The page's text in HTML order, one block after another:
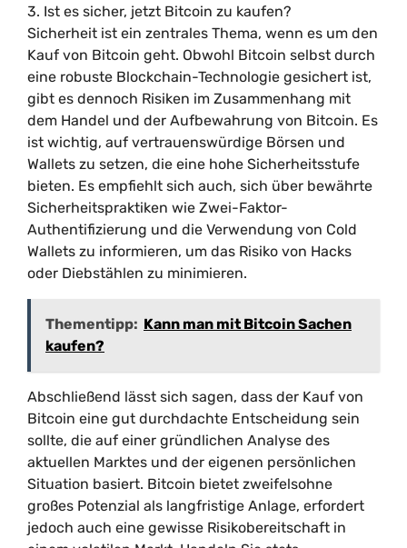
3. Ist es sicher, jetzt Bitcoin zu kaufen?
Sicherheit ist ein zentrales Thema, wenn es um den
Kauf von Bitcoin geht. Obwohl Bitcoin selbst durch
eine robuste Blockchain-Technologie gesichert ist,
gibt es dennoch Risiken im Zusammenhang mit
dem Handel und der Aufbewahrung von Bitcoin. Es
ist wichtig, auf vertrauenswürdige Börsen und
Wallets zu setzen, die eine hohe Sicherheitsstufe
bieten. Es empfiehlt sich auch, sich über bewährte
Sicherheitspraktiken wie Zwei-Faktor-
Authentifizierung und die Verwendung von Cold
Wallets zu informieren, um das Risiko von Hacks
oder Diebstählen zu minimieren.
Thementipp: Kann man mit Bitcoin Sachen
kaufen?
Abschließend lässt sich sagen, dass der Kauf von
Bitcoin eine gut durchdachte Entscheidung sein
sollte, die auf einer gründlichen Analyse des
aktuellen Marktes und der eigenen persönlichen
Situation basiert. Bitcoin bietet zweifelsohne
großes Potenzial als langfristige Anlage, erfordert
jedoch auch eine gewisse Risikobereitschaft in